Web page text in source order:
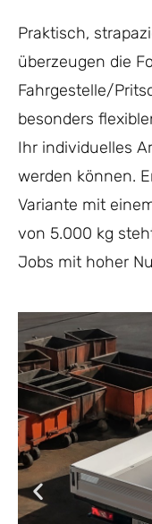
Praktisch,
überzeugen die
Fahrgestelle/
besonders
Ihr individuelles
werden können.
Variante mit
von 5.000 kg
Jobs mit hoher